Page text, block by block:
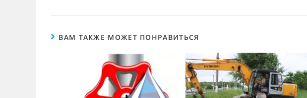
ВАМ ТАКЖЕ МОЖЕТ ПОНРАВИТЬСЯ